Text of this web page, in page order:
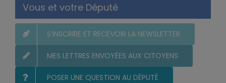
Vous et votre Député
S’INSCRIRE ET RECEVOIR LA NEWSLETTER
MES LETTRES ENVOYÉES AUX CITOYENS
POSER UNE QUESTION AU DÉPUTÉ